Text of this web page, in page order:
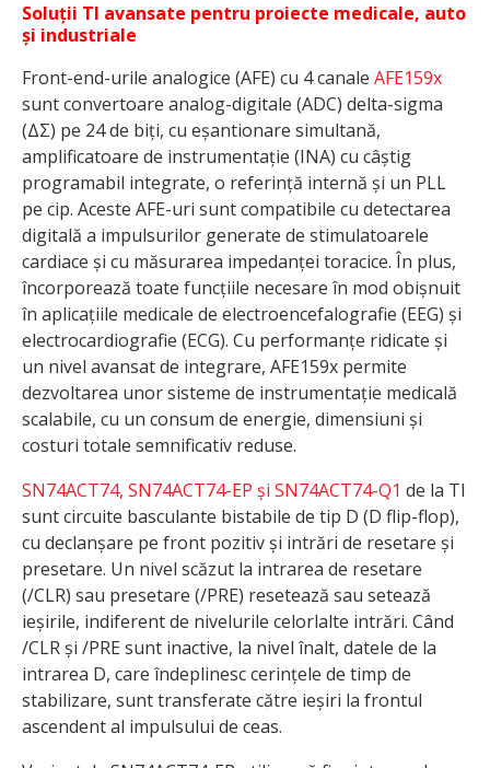
Soluții TI avansate pentru proiecte medicale, auto
și industriale
Front-end-urile analogice (AFE) cu 4 canale AFE159x
sunt convertoare analog-digitale (ADC) delta-sigma
(ΔΣ) pe 24 de biți, cu eșantionare simultană,
amplificatoare de instrumentație (INA) cu câștig
programabil integrate, o referință internă și un PLL
pe cip. Aceste AFE-uri sunt compatibile cu detectarea
digitală a impulsurilor generate de stimulatoarele
cardiace și cu măsurarea impedanței toracice. În plus,
încorporează toate funcțiile necesare în mod obișnuit
în aplicațiile medicale de electroencefalografie (EEG) și
electrocardiografie (ECG). Cu performanțe ridicate și
un nivel avansat de integrare, AFE159x permite
dezvoltarea unor sisteme de instrumentație medicală
scalabile, cu un consum de energie, dimensiuni și
costuri totale semnificativ reduse.
SN74ACT74, SN74ACT74-EP și SN74ACT74-Q1 de la TI
sunt circuite basculante bistabile de tip D (D flip-flop),
cu declanșare pe front pozitiv și intrări de resetare și
presetare. Un nivel scăzut la intrarea de resetare
(/CLR) sau presetare (/PRE) resetează sau setează
ieșirile, indiferent de nivelurile celorlalte intrări. Când
/CLR și /PRE sunt inactive, la nivel înalt, datele de la
intrarea D, care îndeplinesc cerințele de timp de
stabilizare, sunt transferate către ieșiri la frontul
ascendent al impulsului de ceas.